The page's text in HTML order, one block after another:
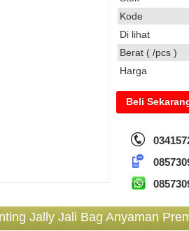
Kode
Di lihat
Berat ( /pcs )
Harga
Beli
Jally Jali Bag Anyaman